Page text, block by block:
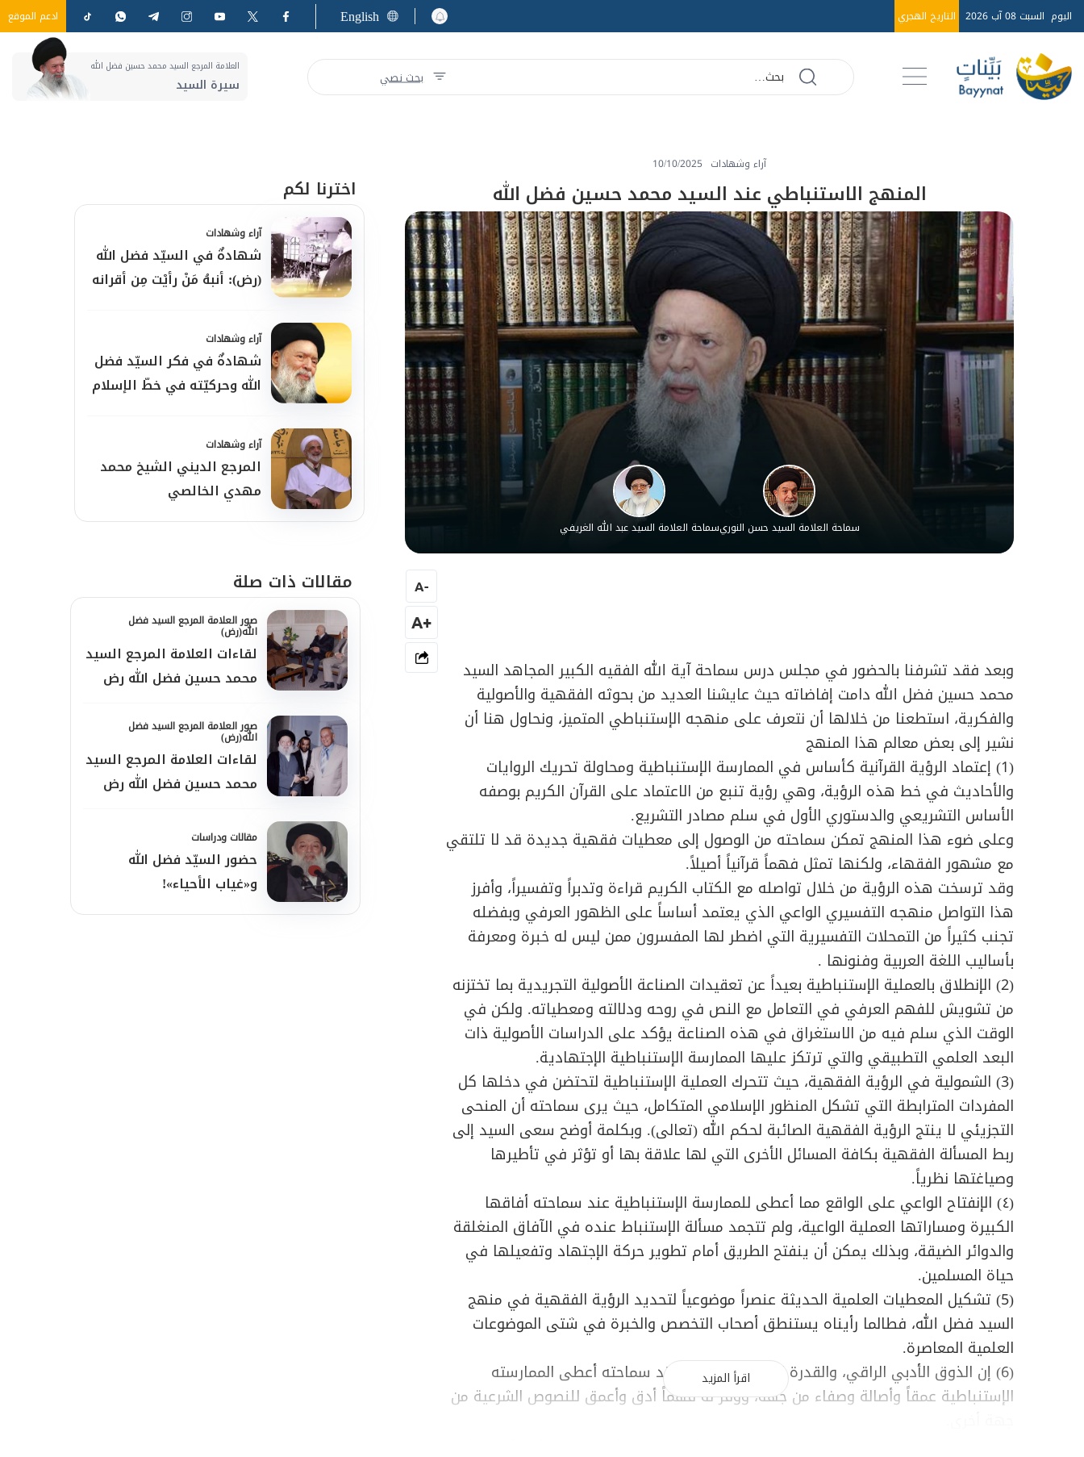
اليوم السبت 08 آب 2026 التاريخ الهجري English ادعم الموقع
بحث نصي
العلامة المرجع السيد محمد حسين فضل الله
سيرة السيد
آراء وشهادات 10/10/2025
المنهج الاستنباطي عند السيد محمد حسين فضل الله
سماحة العلامة السيد حسن النوريسماحة العلامة السيد عبد الله الغريفي
وبعد فقد تشرفنا بالحضور في مجلس درس سماحة آية الله الفقيه الكبير المجاهد السيد
محمد حسين فضل الله دامت إفاضاته حيث عايشنا العديد من بحوثه الفقهية والأصولية
والفكرية، استطعنا من خلالها أن نتعرف على منهجه الإستنباطي المتميز، ونحاول هنا أن
نشير إلى بعض معالم هذا المنهج
(1) إعتماد الرؤية القرآنية كأساس في الممارسة الإستنباطية ومحاولة تحريك الروايات
والأحاديث في خط هذه الرؤية، وهي رؤية تنبع من الاعتماد على القرآن الكريم بوصفه
الأساس التشريعي والدستوري الأول في سلم مصادر التشريع.
وعلى ضوء هذا المنهج تمكن سماحته من الوصول إلى معطيات فقهية جديدة قد لا تلتقي
مع مشهور الفقهاء، ولكنها تمثل فهماً قرآنياً أصيلاً.
وقد ترسخت هذه الرؤية من خلال تواصله مع الكتاب الكريم قراءة وتدبراً وتفسيراً، وأفرز
هذا التواصل منهجه التفسيري الواعي الذي يعتمد أساساً على الظهور العرفي وبفضله
تجنب كثيراً من التمحلات التفسيرية التي اضطر لها المفسرون ممن ليس له خبرة ومعرفة
بأساليب اللغة العربية وفنونها .
(2) الإنطلاق بالعملية الإستنباطية بعيداً عن تعقيدات الصناعة الأصولية التجريدية بما تختزنه
من تشويش للفهم العرفي في التعامل مع النص في روحه ودلالته ومعطياته. ولكن في
الوقت الذي سلم فيه من الاستغراق في هذه الصناعة يؤكد على الدراسات الأصولية ذات
البعد العلمي التطبيقي والتي ترتكز عليها الممارسة الإستنباطية الإجتهادية.
(3) الشمولية في الرؤية الفقهية، حيث تتحرك العملية الإستنباطية لتحتضن في دخلها كل
المفردات المترابطة التي تشكل المنظور الإسلامي المتكامل، حيث يرى سماحته أن المنحى
التجزيئي لا ينتج الرؤية الفقهية الصائبة لحكم الله (تعالى). وبكلمة أوضح سعى السيد إلى
ربط المسألة الفقهية بكافة المسائل الأخرى التي لها علاقة بها أو تؤثر في تأطيرها
وصياغتها نظرياً.
(٤) الإنفتاح الواعي على الواقع مما أعطى للممارسة الإستنباطية عند سماحته أفاقها
الكبيرة ومساراتها العملية الواعية، ولم تتجمد مسألة الإستنباط عنده في الآفاق المنغلقة
والدوائر الضيقة، وبذلك يمكن أن ينفتح الطريق أمام تطوير حركة الإجتهاد وتفعيلها في
حياة المسلمين.
(5) تشكيل المعطيات العلمية الحديثة عنصراً موضوعياً لتحديد الرؤية الفقهية في منهج
السيد فضل الله، فطالما رأيناه يستنطق أصحاب التخصص والخبرة في شتى الموضوعات
العلمية المعاصرة.
(6) إن الذوق الأدبي الراقي، والقدرة اللغوية المتميزة عند سماحته أعطى الممارسته
الإستنباطية عمقاً وأصالة وصفاء من جهة، ووفر له فهماً أدق وأعمق للنصوص الشرعية من
اقرأ المزيد
-
A
+A
اخترنا لكم
آراء وشهادات
شهادةٌ في السيّد فضل الله
(رض): أنبهُ مَنْ رأيْت مِن أقرانه
آراء وشهادات
شهادةٌ في فكر السيّد فضل
الله وحركيّته في خطّ الإسلام
آراء وشهادات
المرجع الديني الشيخ محمد
مهدي الخالصي
مقالات ذات صلة
صور العلامة المرجع السيد فضل
الله(رض)
لقاءات العلامة المرجع السيد
محمد حسين فضل الله رض
صور العلامة المرجع السيد فضل
الله(رض)
لقاءات العلامة المرجع السيد
محمد حسين فضل الله رض
مقالات ودراسات
حضور السيّد فضل الله
و«غياب الأحياء»!